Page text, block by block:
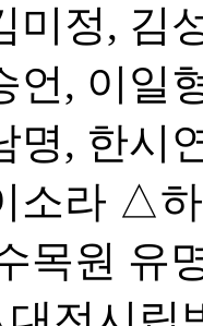
미정, 김
언, 이일
명, 한시
소라 △
목원 유